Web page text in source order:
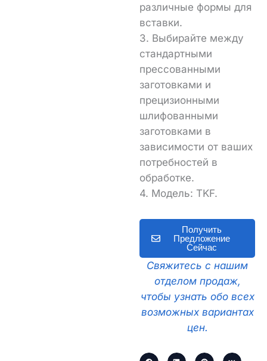
различные формы для
вставки.
3. Выбирайте между
стандартными
прессованными
заготовками и
прецизионными
шлифованными
заготовками в
зависимости от ваших
потребностей в
обработке.
4. Модель: TKF.
Получить
Предложение
Сейчас
Свяжитесь с нашим
отделом продаж,
чтобы узнать обо всех
возможных вариантах
цен.